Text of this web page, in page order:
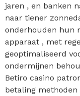
jaren , en banken
naar tiener
onderhouden hun
apparaat , met
geoptimaliseerd
ondermijnen
Betiro casino
betaling